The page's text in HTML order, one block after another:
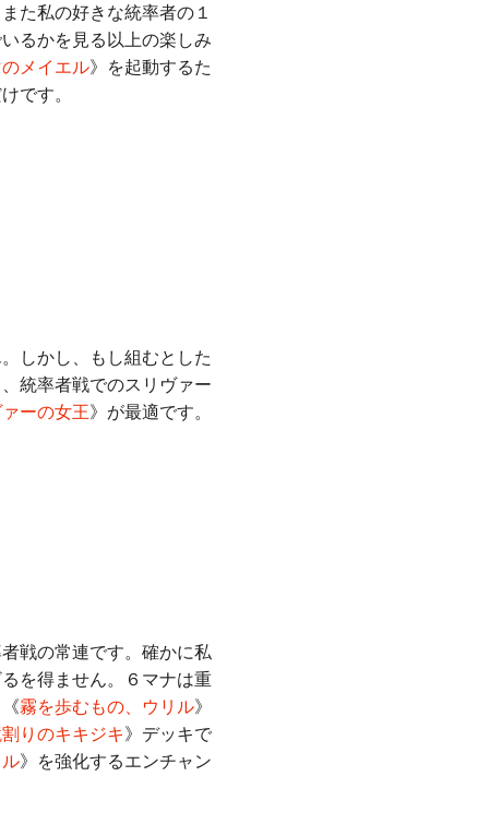
た私の好きな統率者の１
るかを見る以上の楽しみ
メイエル》を起動するた
です。
しかし、もし組むとした
統率者戦でのスリヴァー
ーの女王》が最適です。
戦の常連です。確かに私
を得ません。６マナは重
霧を歩むもの、ウリル》
りのキキジキ》デッキで
》を強化するエンチャン